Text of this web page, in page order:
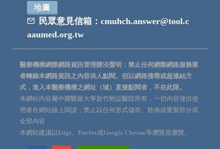
地圖
民眾意見信箱： cmuhch.answer@tool.c
aaumed.org.tw
醫療機構網際網路資訊管理辦法聲明：禁止任何網際網路服務業
者轉錄本網路資訊之內容供人點閱。但以網路搜尋或超連結方
式，進入本醫療機構之網址（域）直接點閱者，不在此限。
本網站內容屬中國醫藥大學新竹附設醫院所有，一切內容僅供使
用者在網站線上閱讀，禁止以任何形式儲存、散佈或重製部分或
全部內容
本網站建議以Edge、Firefox或Google Chrome等瀏覽器瀏覽。